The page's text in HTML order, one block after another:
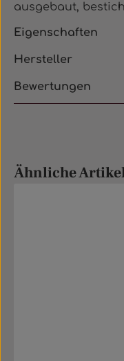
ausgebaut,
Eigenschaften
Hersteller
Bewertungen
Produktgalerie
Ähnliche